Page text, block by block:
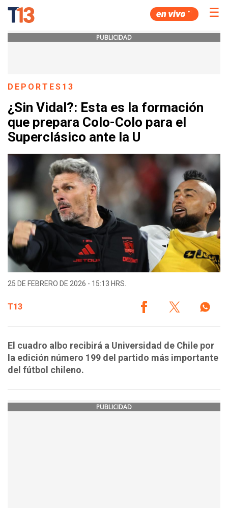
☰
PUBLICIDAD
DEPORTES13
¿Sin Vidal?: Esta es la formación
que prepara Colo-Colo para el
Superclásico ante la U
25 DE FEBRERO DE 2026 - 15:13 HRS.
T13
El cuadro albo recibirá a Universidad de Chile por
la edición número 199 del partido más importante
del fútbol chileno.
PUBLICIDAD